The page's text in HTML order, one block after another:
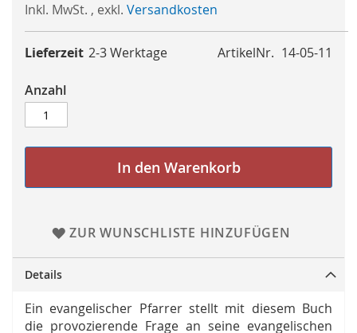
Inkl. MwSt. , exkl. Versandkosten
ArtikelNr. 14-05-11
Lieferzeit 2-3 Werktage
Anzahl
In den Warenkorb
ZUR WUNSCHLISTE HINZUFÜGEN
Details
Ein evangelischer Pfarrer stellt mit diesem Buch
die provozierende Frage an seine evangelischen